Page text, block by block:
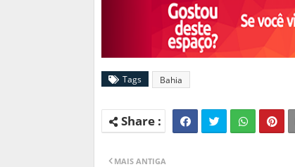
Tags Bahia
MAIS ANTIGA